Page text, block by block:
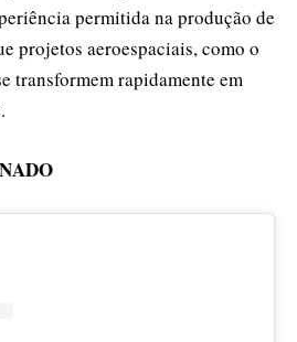
permitida na produção de
projetos aeroespaciais, como o
transformem rapidamente em